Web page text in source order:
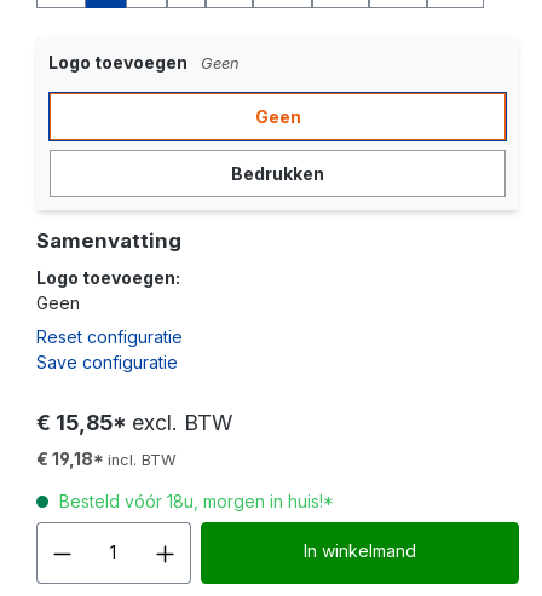
Logo toevoegen Geen
Geen
Bedrukken
Samenvatting
Logo toevoegen:
Geen
Reset configuratie
Save configuratie
€ 15,85* excl. BTW
€ 19,18* incl. BTW
Besteld vóór 18u, morgen in huis!*
Producthoeveelheid:
In winkelmand